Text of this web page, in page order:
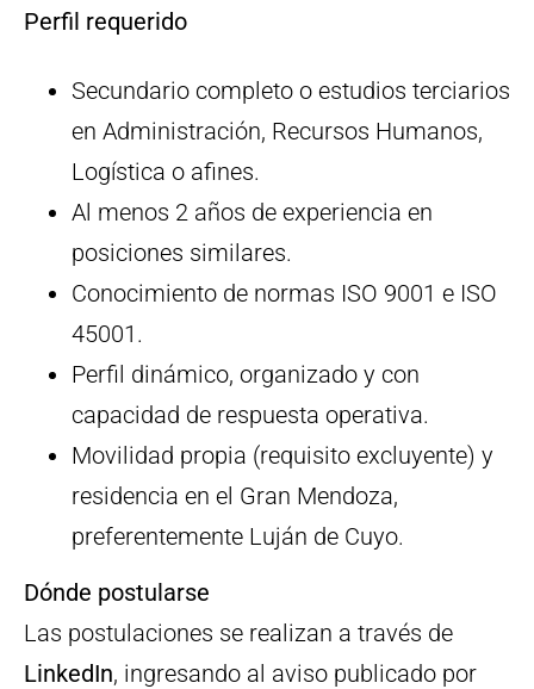
Perfil requerido
Secundario completo o estudios terciarios
en Administración, Recursos Humanos,
Logística o afines.
Al menos 2 años de experiencia en
posiciones similares.
Conocimiento de normas ISO 9001 e ISO
45001.
Perfil dinámico, organizado y con
capacidad de respuesta operativa.
Movilidad propia (requisito excluyente) y
residencia en el Gran Mendoza,
preferentemente Luján de Cuyo.
Dónde postularse
Las postulaciones se realizan a través de
LinkedIn, ingresando al aviso publicado por